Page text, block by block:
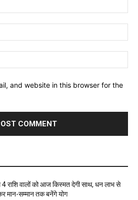
and website in this browser for the
4 राशि वालों को आज किस्मत देगी साथ, धन लाभ से
मान-सम्मान तक बनेंगे योग